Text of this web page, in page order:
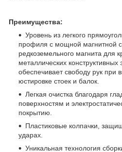
Преимущества:
Уровень из легкого
профиля с мощной магнитной
редкоземельного магнита для
металлических конструктивных
обеспечивает свободу рук при
юстировке стоек и балок.
Легкая очистка благодаря
поверхностям и
покрытию.
Пластиковые колпачки,
ударах.
Уникальная технология